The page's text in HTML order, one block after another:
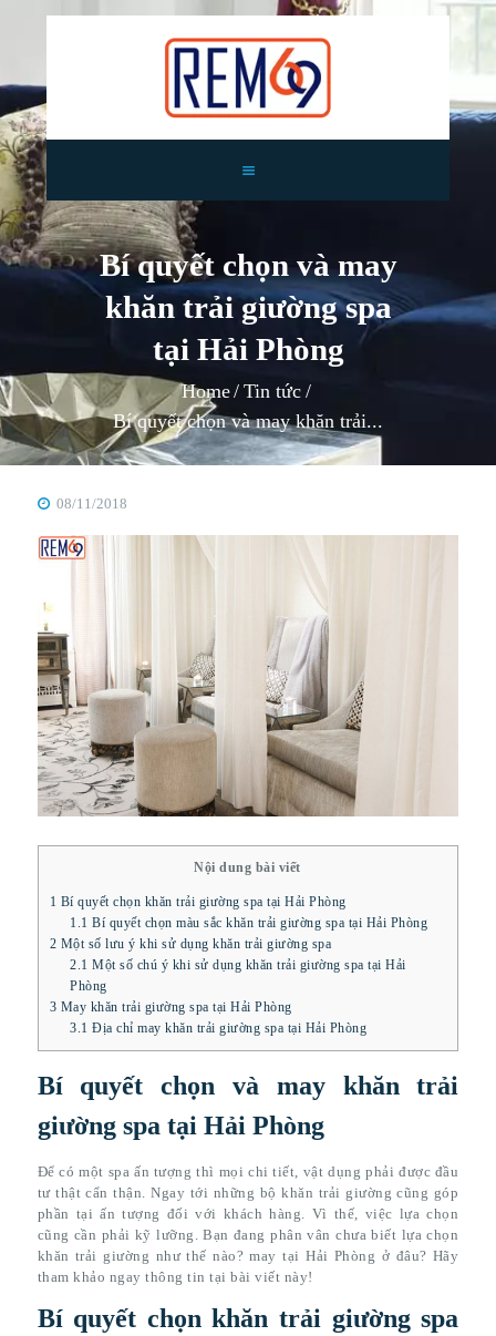
Bí quyết chọn và may
khăn trải giường spa
tại Hải Phòng
Home
Tin tức
Bí quyết chọn và may khăn trải...
TRANG CHỦ
GIỚI THIỆU
RÈM CỬA
TIN TỨC
TƯ VẤN
CÔNG TRÌNH
LIÊN HỆ
08/11/2018
Nội dung bài viết
1 Bí quyết chọn khăn trải giường spa tại Hải Phòng
1.1 Bí quyết chọn màu sắc khăn trải giường spa tại Hải Phòng
2 Một số lưu ý khi sử dụng khăn trải giường spa
2.1 Một số chú ý khi sử dụng khăn trải giường spa tại Hải
Phòng
3 May khăn trải giường spa tại Hải Phòng
3.1 Địa chỉ may khăn trải giường spa tại Hải Phòng
Bí quyết chọn và may khăn trải
giường spa tại Hải Phòng
Để có một spa ấn tượng thì mọi chi tiết, vật dụng phải được đầu
tư thật cẩn thận. Ngay tới những bộ khăn trải giường cũng góp
phần tại ấn tượng đối với khách hàng. Vì thế, việc lựa chọn
cũng cần phải kỹ lưỡng. Bạn đang phân vân chưa biết lựa chọn
khăn trải giường như thế nào? may tại Hải Phòng ở đâu? Hãy
tham khảo ngay thông tin tại bài viết này!
Bí quyết chọn khăn trải giường spa